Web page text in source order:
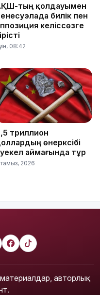
тың қолдауымен
билік пен
келіссөзге
08:42
триллион
өнеркәсібі
аймағында тұр
2026
авторлық